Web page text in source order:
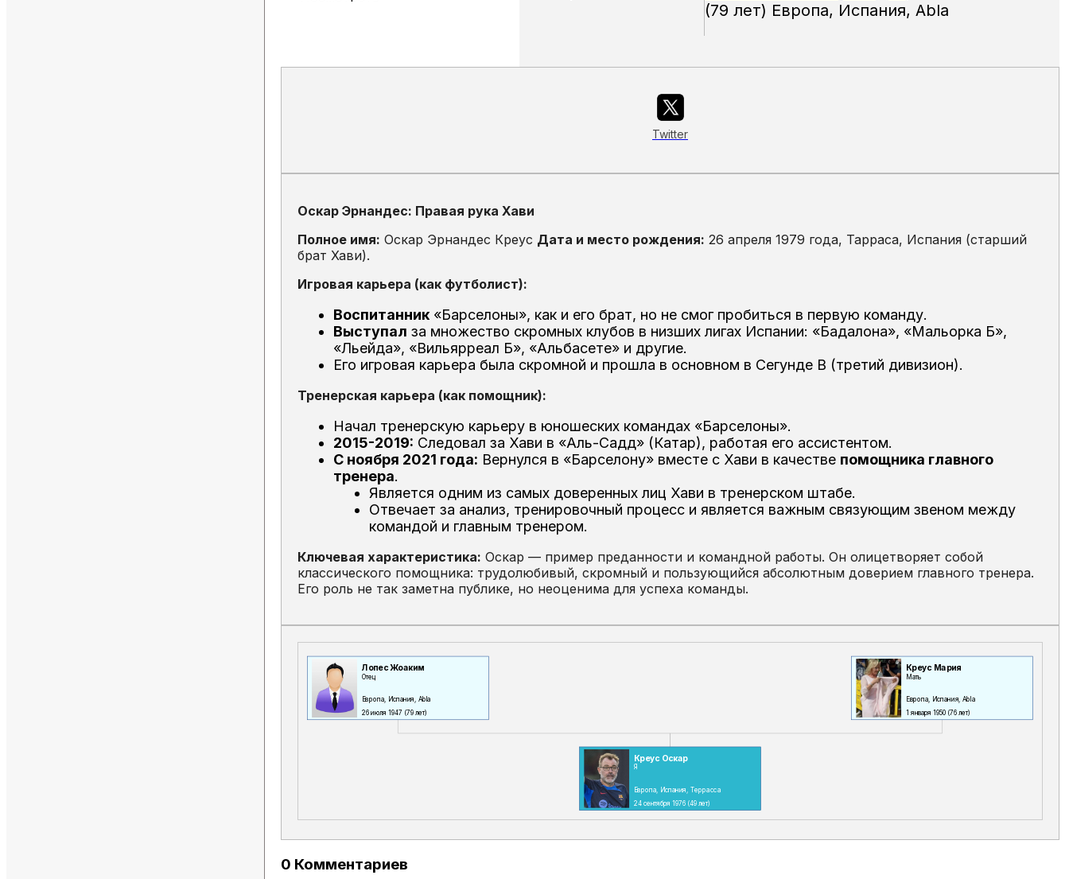
(79 лет) Европа, Испания, Abla
Twitter
Оскар Эрнандес: Правая рука Хави
Полное имя: Оскар Эрнандес Креус Дата и место рождения: 26 апреля 1979 года, Тарраса, Испания (старший
брат Хави).
Игровая карьера (как футболист):
Воспитанник «Барселоны», как и его брат, но не смог пробиться в первую команду.
Выступал за множество скромных клубов в низших лигах Испании: «Бадалона», «Мальорка Б»,
«Льейда», «Вильярреал Б», «Альбасете» и другие.
Его игровая карьера была скромной и прошла в основном в Сегунде B (третий дивизион).
Тренерская карьера (как помощник):
Начал тренерскую карьеру в юношеских командах «Барселоны».
2015-2019: Следовал за Хави в «Аль-Садд» (Катар), работая его ассистентом.
С ноября 2021 года: Вернулся в «Барселону» вместе с Хави в качестве помощника главного
тренера.
Является одним из самых доверенных лиц Хави в тренерском штабе.
Отвечает за анализ, тренировочный процесс и является важным связующим звеном между
командой и главным тренером.
Ключевая характеристика: Оскар — пример преданности и командной работы. Он олицетворяет собой
классического помощника: трудолюбивый, скромный и пользующийся абсолютным доверием главного тренера.
Его роль не так заметна публике, но неоценима для успеха команды.
Лопес Жоаким
Отец
Европа, Испания, Abla
26 июля 1947 (79 лет)
Креус Мария
Мать
Европа, Испания, Abla
1 января 1950 (76 лет)
Креус Оскар
Я
Европа, Испания, Террасса
24 сентября 1976 (49 лет)
0 Комментариев